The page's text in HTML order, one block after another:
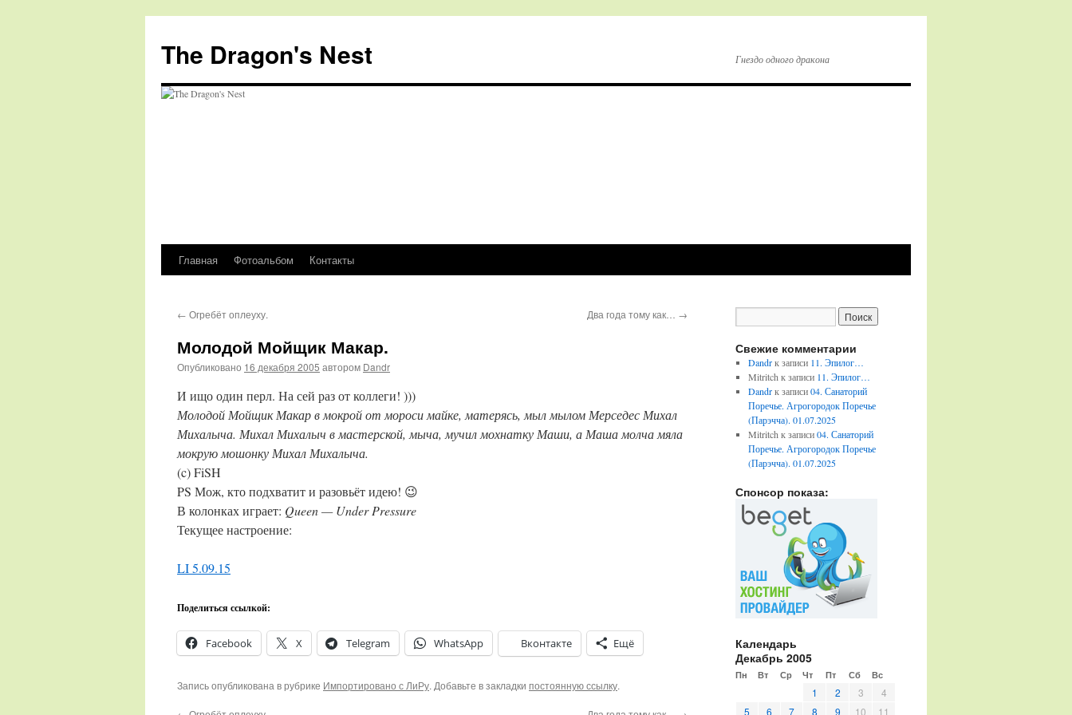
The Dragon's Nest Гнездо одного дракона
Перейти
содержимому
Главная Фотоальбом Контакты
← Огребёт оплеуху. Два года тому как… →
Молодой Мойщик Макар.
Опубликовано 16 декабря 2005 автором Dandr
И ищо один перл. На сей раз от коллеги! )))
Молодой Мойщик Макар в мокрой от мороси майке, матерясь, мыл мылом Мерседес Михал
Михалыча. Михал Михалыч в мастерской, мыча, мучил мохнатку Маши, а Маша молча мяла
мокрую мошонку Михал Михалыча.
(c) FiSH
PS Мож, кто подхватит и разовьёт идею! 😉
В колонках играет: Queen — Under Pressure
Текущее настроение:
LI 5.09.15
Поделиться ссылкой:
Facebook X Telegram WhatsApp Вконтакте Ещё
Запись опубликована в рубрике Импортировано с ЛиРу. Добавьте в закладки постоянную ссылку.
Свежие комментарии
Dandrк записи 11. Эпилог…
Mitritch к записи 11. Эпилог…
Dandrк записи04. Санаторий
Поречье. Агрогородок Поречье
(Парэчча). 01.07.2025
Mitritch к записи04. Санаторий
Поречье. Агрогородок Поречье
(Парэчча). 01.07.2025
Спонсор показа:
Календарь
Декабрь 2005
Пн Вт Ср Чт Пт Сб Вс
1 2 3
4
5
6 7 8 9 10 11